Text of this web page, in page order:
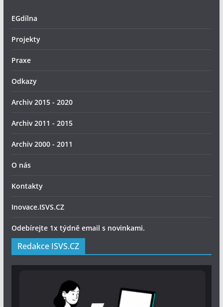
EGdílna
Projekty
Praxe
Odkazy
Archiv 2015 - 2020
Archiv 2011 - 2015
Archiv 2000 - 2011
O nás
Kontakty
Inovace.ISVS.CZ
Odebírejte 1x týdně email s novinkami.
Redakce ISVS.CZ